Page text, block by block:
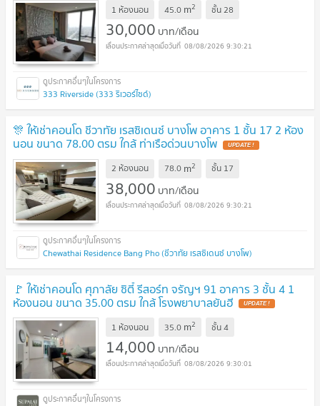
1 ห้องนอน 45.0 m2 ชั้น28
30,000 บาท/เดือน
08/08/2026 9:30:21
333 Riverside (333 ริเวอร์ไซด์)
🎊 ให้เช่าคอนโด ชีวาทัย เรสซิเดนซ์ บางโพ อาคาร 1 ชั้น 17 2 ห้อง
นอน ขนาด 78.00 ตรม ใกล้ ท่าเรือด่วนบางโพ UPDATE !
2 ห้องนอน 78.0 m2 ชั้น 17
38,000 บาท/เดือน
08/08/2026 9:30:21
Chewathai Residence Bang Pho (ชีวาทัย เรสซิเดนซ์ บางโพ)
🚩 ให้เช่าคอนโด ศุภาลัย ซิตี้ รีสอร์ท จรัญฯ 91 อาคาร 3 ชั้น 4 1
ห้องนอน ขนาด 35.00 ตรม ใกล้ โรงพยาบาลยันฮี UPDATE !
1 ห้องนอน 35.0 m2 ชั้น4
14,000 บาท/เดือน
08/08/2026 9:30:01